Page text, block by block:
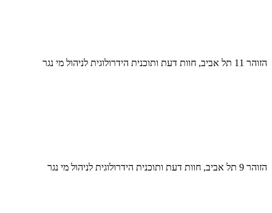
הזוהר 11 תל אביב, חוות דעת ותוכנית הידרולוגית לניהול מי נגר
הזוהר 9 תל אביב, חוות דעת ותוכנית הידרולוגית לניהול מי נגר